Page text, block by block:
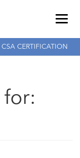
CSA CERTIFICATION
for: